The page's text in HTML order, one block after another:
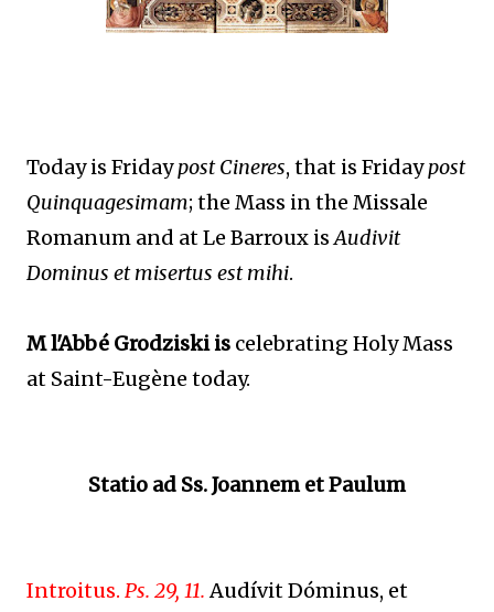
Today is Fridaypost Cineres, that is Fridaypost
Quinquagesimam; the Mass in the Missale
Romanum and at Le Barroux isAudivit
Dominus et misertus est mihi.
M l'Abbé Grodziski is celebrating Holy Mass
at Saint-Eugène today.
Statio ad Ss. Joannem et Paulum
Introitus. Ps. 29, 11. Audívit Dóminus, et